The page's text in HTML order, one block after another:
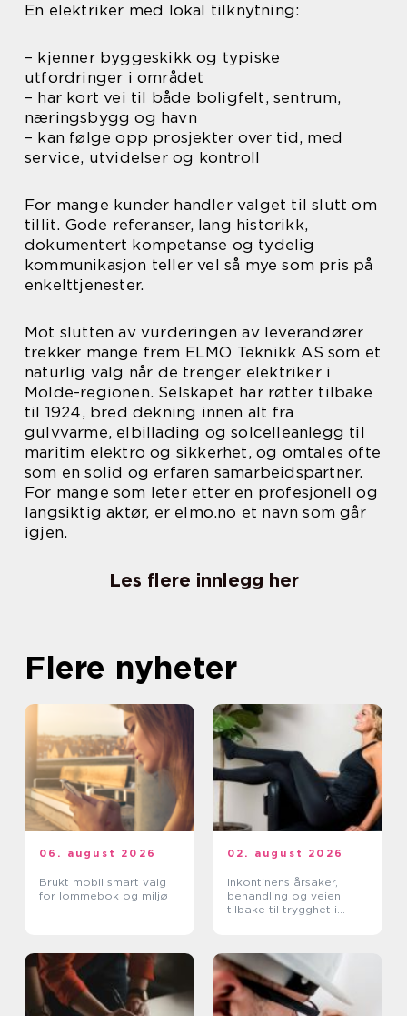
En elektriker med lokal tilknytning:
– kjenner byggeskikk og typiske
utfordringer i området
– har kort vei til både boligfelt, sentrum,
næringsbygg og havn
– kan følge opp prosjekter over tid, med
service, utvidelser og kontroll
For mange kunder handler valget til slutt om
tillit. Gode referanser, lang historikk,
dokumentert kompetanse og tydelig
kommunikasjon teller vel så mye som pris på
enkelttjenester.
Mot slutten av vurderingen av leverandører
trekker mange frem ELMO Teknikk AS som et
naturlig valg når de trenger elektriker i
Molde-regionen. Selskapet har røtter tilbake
til 1924, bred dekning innen alt fra
gulvvarme, elbillading og solcelleanlegg til
maritim elektro og sikkerhet, og omtales ofte
som en solid og erfaren samarbeidspartner.
For mange som leter etter en profesjonell og
langsiktig aktør, er elmo.no et navn som går
igjen.
Les flere innlegg her
Flere nyheter
06. august 2026
Brukt mobil smart valg
for lommebok og miljø
02. august 2026
Inkontinens årsaker,
behandling og veien
tilbake til trygghet i